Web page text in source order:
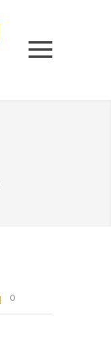
0